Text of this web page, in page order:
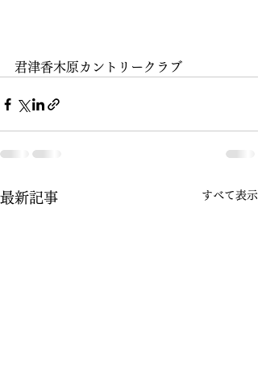
君津香木原カントリークラブ
最新記事 すべて表示